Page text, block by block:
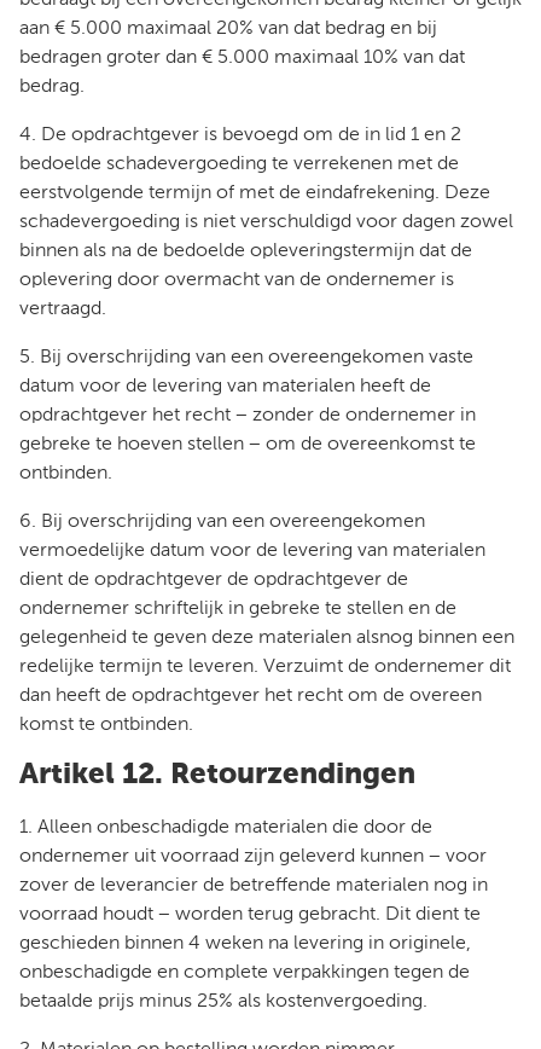
aan € 5.000 maximaal 20% van dat bedrag en bij
bedragen groter dan € 5.000 maximaal 10% van dat
bedrag.
4. De opdrachtgever is bevoegd om de in lid 1 en 2
bedoelde schadevergoeding te verrekenen met de
eerstvolgende termijn of met de eindafrekening. Deze
schadevergoeding is niet verschuldigd voor dagen zowel
binnen als na de bedoelde opleveringstermijn dat de
oplevering door overmacht van de ondernemer is
vertraagd.
5. Bij overschrijding van een overeengekomen vaste
datum voor de levering van materialen heeft de
opdrachtgever het recht − zonder de ondernemer in
gebreke te hoeven stellen − om de overeenkomst te
ontbinden.
6. Bij overschrijding van een overeengekomen
vermoedelijke datum voor de levering van materialen
dient de opdrachtgever de opdrachtgever de
ondernemer schriftelijk in gebreke te stellen en de
gelegenheid te geven deze materialen alsnog binnen een
redelijke termijn te leveren. Verzuimt de ondernemer dit
dan heeft de opdrachtgever het recht om de overeen
komst te ontbinden.
Artikel 12. Retourzendingen
1. Alleen onbeschadigde materialen die door de
ondernemer uit voorraad zijn geleverd kunnen − voor
zover de leverancier de betreffende materialen nog in
voorraad houdt − worden terug gebracht. Dit dient te
geschieden binnen 4 weken na levering in originele,
onbeschadigde en complete verpakkingen tegen de
betaalde prijs minus 25% als kostenvergoeding.